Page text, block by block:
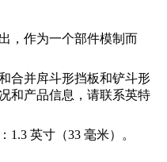
，作为一个部件模制而
合并戽斗形挡板和铲斗形
和产品信息，请联系英特
1.3 英寸（33 毫米）。